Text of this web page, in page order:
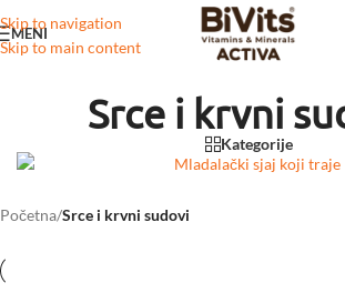
Skip to navigation
Skip to main content
MENI
Srce i krvni
Kategorije
Početna/Srce i krvni sudovi